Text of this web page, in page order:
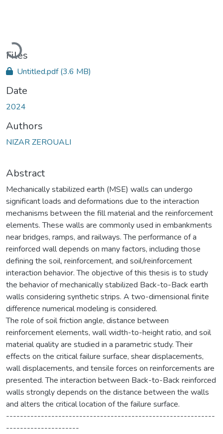
Loading...
Files
Untitled.pdf(3.6 MB)
Date
2024
Authors
NIZAR ZEROUALI
Abstract
Mechanically stabilized earth (MSE) walls can undergo
significant loads and deformations due to the interaction
mechanisms between the fill material and the reinforcement
elements. These walls are commonly used in embankments
near bridges, ramps, and railways. The performance of a
reinforced wall depends on many factors, including those
defining the soil, reinforcement, and soil/reinforcement
interaction behavior. The objective of this thesis is to study
the behavior of mechanically stabilized Back-to-Back earth
walls considering synthetic strips. A two-dimensional finite
difference numerical modeling is considered.
The role of soil friction angle, distance between
reinforcement elements, wall width-to-height ratio, and soil
material quality are studied in a parametric study. Their
effects on the critical failure surface, shear displacements,
wall displacements, and tensile forces on reinforcements are
presented. The interaction between Back-to-Back reinforced
walls strongly depends on the distance between the walls
and alters the critical location of the failure surface.
------------------------------------------------------------
---------------------